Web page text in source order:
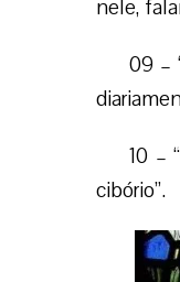
nele,
09 –
10 –
cibório”.